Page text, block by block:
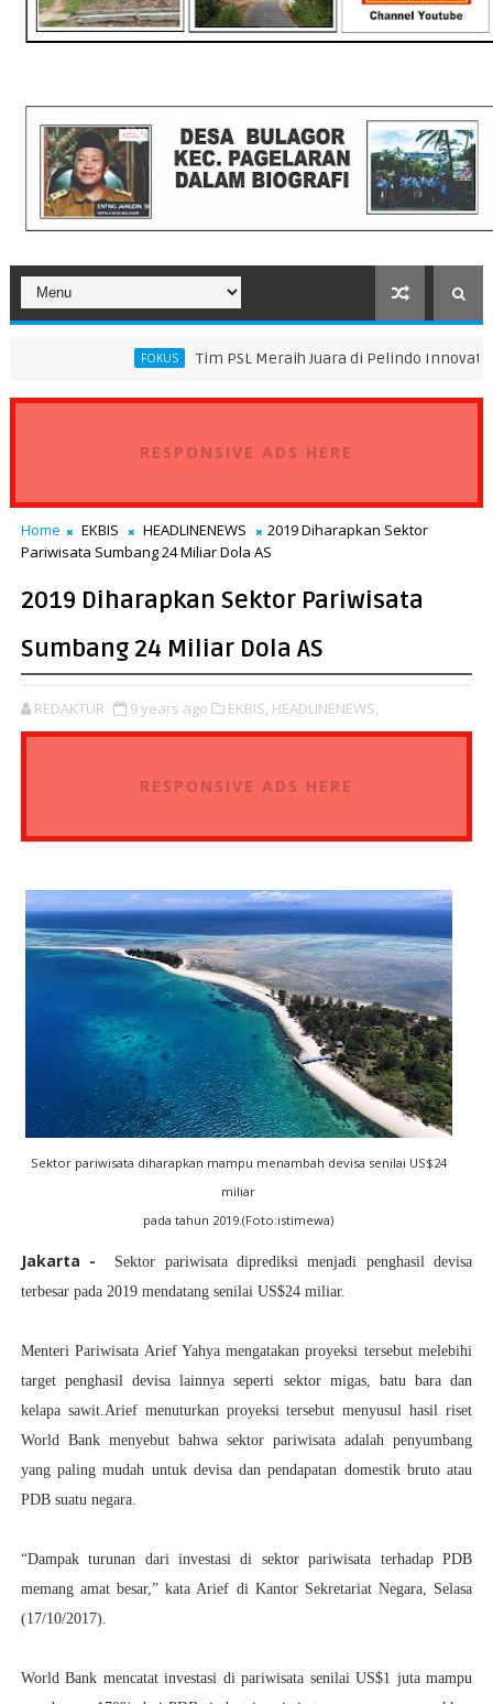
Tim PSL Meraih Juara di Pelindo Innovation Award 2026
RESPONSIVE ADS HERE
Home EKBIS HEADLINENEWS
2019 Diharapkan Sektor
Pariwisata Sumbang 24 Miliar Dola AS
2019 Diharapkan Sektor Pariwisata
Sumbang 24 Miliar Dola AS
REDAKTUR 9 years ago EKBIS, HEADLINENEWS,
RESPONSIVE ADS HERE
Sektor pariwisata diharapkan mampu menambah devisa senilai US$24
miliar
pada tahun 2019.(Foto:istimewa)
Jakarta -
Sektor pariwisata diprediksi menjadi penghasil devisa
terbesar pada 2019 mendatang senilai US$24 miliar.
Menteri Pariwisata Arief Yahya mengatakan proyeksi tersebut melebihi
target penghasil devisa lainnya seperti sektor migas, batu bara dan
kelapa sawit.Arief menuturkan proyeksi tersebut menyusul hasil riset
World Bank menyebut bahwa sektor pariwisata adalah penyumbang
yang paling mudah untuk devisa dan pendapatan domestik bruto atau
PDB suatu negara.
“Dampak turunan dari investasi di sektor pariwisata terhadap PDB
memang amat besar,” kata Arief di Kantor Sekretariat Negara, Selasa
(17/10/2017).
World Bank mencatat investasi di pariwisata senilai US$1 juta mampu